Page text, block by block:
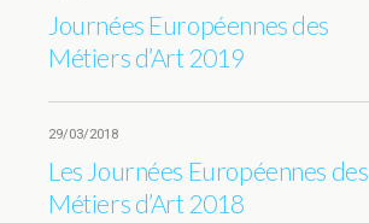
Journées Européennes des
Métiers d’Art 2019
29/03/2018
Les Journées Européennes des
Métiers d’Art 2018